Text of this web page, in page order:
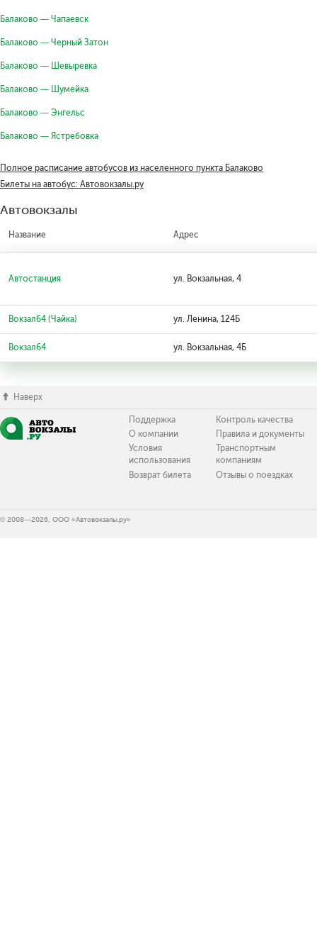
Балаково — Чапаевск
Балаково — Черный Затон
Балаково — Шевыревка
Балаково — Шумейка
Балаково — Энгельс
Балаково — Ястребовка
Полное расписание автобусов из населенного пункта Балаково
Билеты на автобус: Автовокзалы.ру
Автовокзалы
Название Адрес
Автостанция ул. Вокзальная, 4
Вокзал64 (Чайка) ул. Ленина, 124Б
Вокзал64 ул. Вокзальная, 4Б
Наверх
Поддержка
О компании
Условия
использования
Возврат билета
Контроль качества
Правила и документы
Транспортным
компаниям
Отзывы о поездках
© 2008—2026, ООО «Автовокзалы.ру»